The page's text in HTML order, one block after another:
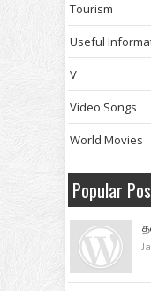
Tourism
Useful
V
Video Songs
World Movies
Popular